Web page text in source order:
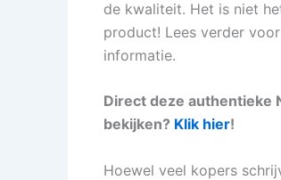
de kwaliteit. Het is niet
product! Lees verder
informatie.
Direct deze authentieke
bekijken? Klik hier!
Hoewel veel kopers